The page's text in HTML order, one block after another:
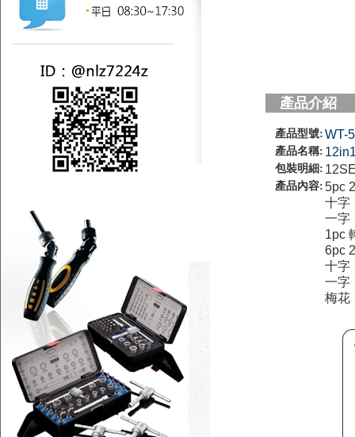
產品介紹
產品型號: WT-
產品名稱:
包裝明細:
產品內容: 5pc
十字
一字
1pc
6pc
十字
一字
梅花